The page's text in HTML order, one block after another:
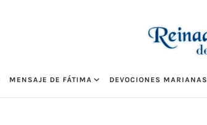
MENSAJE DE FÁTIMA DEVOCIONES MARIANAS